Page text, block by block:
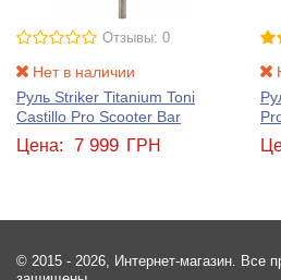
Отзывы: 0
Нет в наличии
Руль Striker Titanium Toni
Castillo Pro Scooter Bar
Цена: 7 999 ГРН
© 2015 - 2026, Интернет-магазин. Все